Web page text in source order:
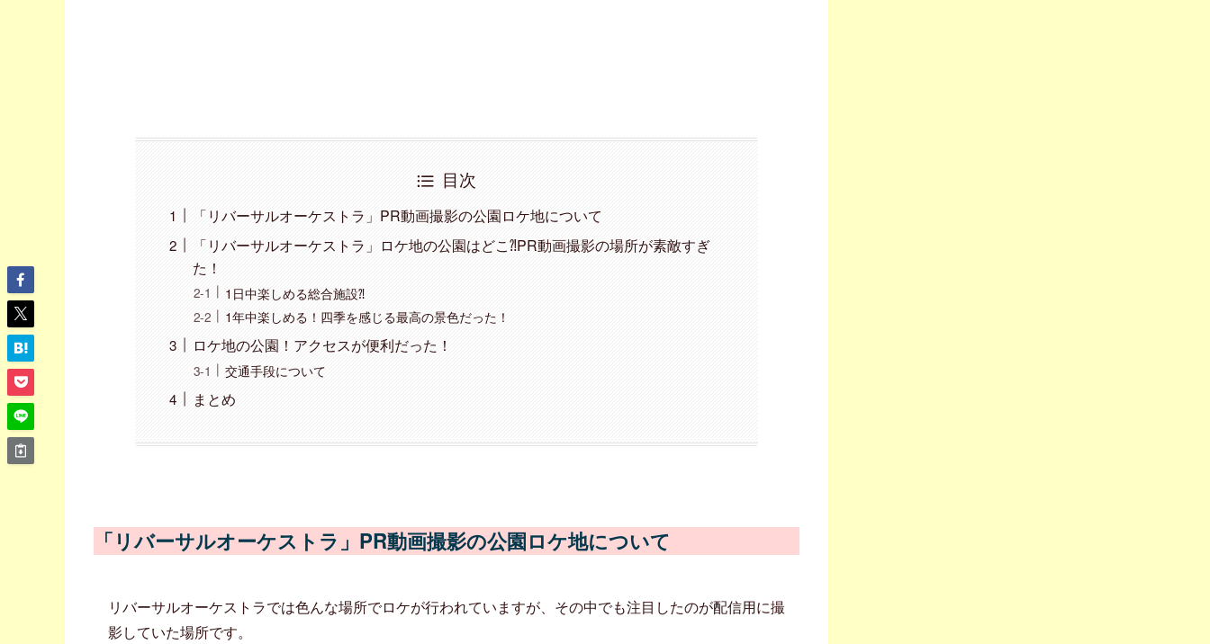
目次
「リバーサルオーケストラ」PR動画撮影の公園ロケ地について
「リバーサルオーケストラ」ロケ地の公園はどこ⁈PR動画撮影の場所が素敵すぎ
た！
1日中楽しめる総合施設⁈
1年中楽しめる！四季を感じる最高の景色だった！
ロケ地の公園！アクセスが便利だった！
交通手段について
まとめ
「リバーサルオーケストラ」PR動画撮影の公園ロケ地について
リバーサルオーケストラでは色んな場所でロケが行われていますが、その中でも注目したのが配信用に撮
影していた場所です。